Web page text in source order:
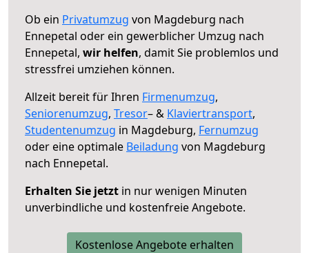
Ob ein Privatumzug von Magdeburg nach
Ennepetal oder ein gewerblicher Umzug nach
Ennepetal, wir helfen, damit Sie problemlos und
stressfrei umziehen können.
Allzeit bereit für Ihren Firmenumzug,
Seniorenumzug, Tresor– & Klaviertransport,
Studentenumzug in Magdeburg, Fernumzug
oder eine optimale Beiladung von Magdeburg
nach Ennepetal.
Erhalten Sie jetzt in nur wenigen Minuten
unverbindliche und kostenfreie Angebote.
Kostenlose Angebote erhalten